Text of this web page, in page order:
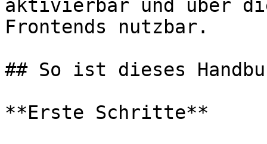
aktivierbar und über
Frontends nutzbar.
## So ist dieses
**Erste Schritte**